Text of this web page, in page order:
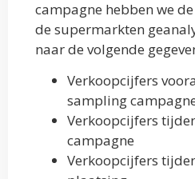
campagne hebben we
de supermarkten
naar de volgende
Verkoopcijfers
sampling
Verkoopcijfers
campagne
Verkoopcijfers